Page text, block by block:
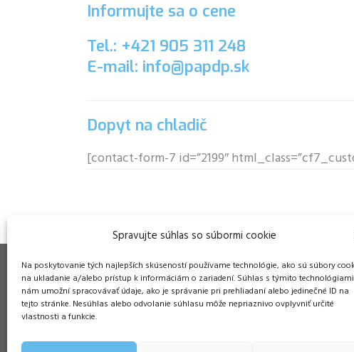
Spravujte súhlas so súbormi cookie
Na poskytovanie tých najlepších skúseností používame technológie, ako sú súbory
na ukladanie a/alebo prístup k informáciám o zariadení. Súhlas s týmito technológiami
nám umožní spracovávať údaje, ako je správanie pri prehliadaní alebo jedinečné ID na
tejto stránke. Nesúhlas alebo odvolanie súhlasu môže nepriaznivo ovplyvniť určité
vlastnosti a funkcie.
Informujte sa o cene
Tel.: +421 905 311 248
E-mail: info@papdp.sk
Dopyt na chladič
[contact-form-7 id=”2199″
Prevádzka
Dušan